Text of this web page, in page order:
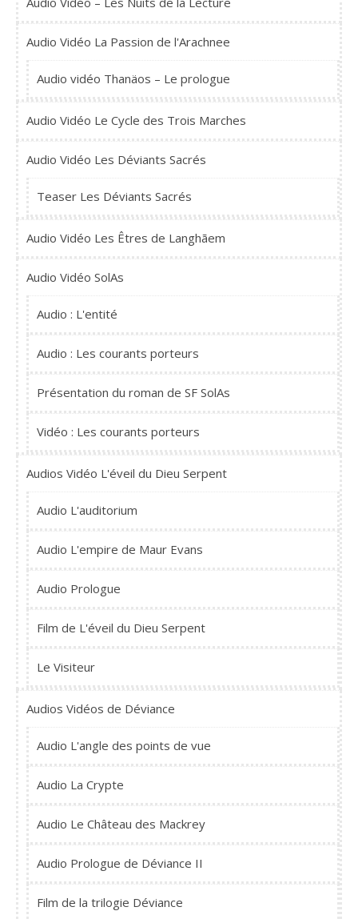
Audio Vidéo La Passion de l'Arachnee
Audio vidéo Thanäos – Le prologue
Audio Vidéo Le Cycle des Trois Marches
Audio Vidéo Les Déviants Sacrés
Teaser Les Déviants Sacrés
Audio Vidéo Les Êtres de Langhãem
Audio Vidéo SolAs
Audio : L'entité
Audio : Les courants porteurs
Présentation du roman de SF SolAs
Vidéo : Les courants porteurs
Audios Vidéo L'éveil du Dieu Serpent
Audio L'auditorium
Audio L'empire de Maur Evans
Audio Prologue
Film de L'éveil du Dieu Serpent
Le Visiteur
Audios Vidéos de Déviance
Audio L'angle des points de vue
Audio La Crypte
Audio Le Château des Mackrey
Audio Prologue de Déviance II
Film de la trilogie Déviance